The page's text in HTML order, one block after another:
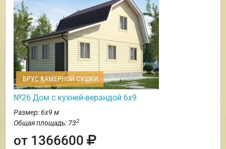
БРУС КАМЕРНОЙ СУШКИ
№26 Дом с кухней-верандой 6х9
Размер: 6х9 м
Общая площадь: 732
от 1366600